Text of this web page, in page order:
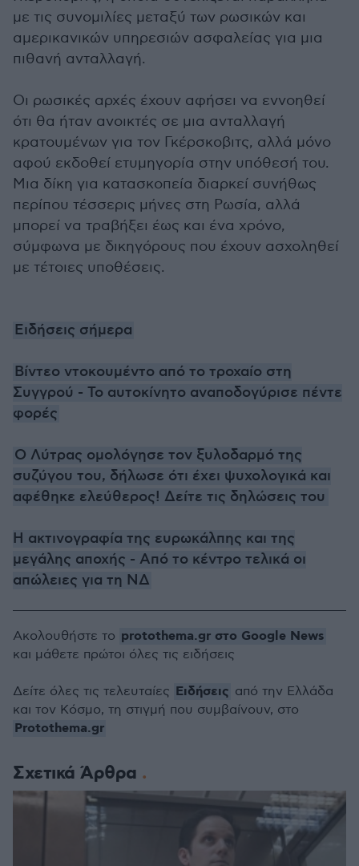
με τις συνομιλίες μεταξύ των ρωσικών και
αμερικανικών υπηρεσιών ασφαλείας για μια
πιθανή ανταλλαγή.
Οι ρωσικές αρχές έχουν αφήσει να εννοηθεί
ότι θα ήταν ανοικτές σε μια ανταλλαγή
κρατουμένων για τον Γκέρσκοβιτς, αλλά μόνο
αφού εκδοθεί ετυμηγορία στην υπόθεσή του.
Μια δίκη για κατασκοπεία διαρκεί συνήθως
περίπου τέσσερις μήνες στη Ρωσία, αλλά
μπορεί να τραβήξει έως και ένα χρόνο,
σύμφωνα με δικηγόρους που έχουν ασχοληθεί
με τέτοιες υποθέσεις.
Ειδήσεις σήμερα
Βίντεο ντοκουμέντο από το τροχαίο στη
Συγγρού - Το αυτοκίνητο αναποδογύρισε πέντε
φορές
Ο Λύτρας ομολόγησε τον ξυλοδαρμό της
συζύγου του, δήλωσε ότι έχει ψυχολογικά και
αφέθηκε ελεύθερος! Δείτε τις δηλώσεις του
H ακτινογραφία της ευρωκάλπης και της
μεγάλης αποχής - Από το κέντρο τελικά οι
απώλειες για τη ΝΔ
Σχετικά Άρθρα
Ακολουθήστε το protothema.gr στο Google News
και μάθετε πρώτοι όλες τις ειδήσεις
Δείτε όλες τις τελευταίες Ειδήσεις από την Ελλάδα
και τον Κόσμο, τη στιγμή που συμβαίνουν, στο
Protothema.gr